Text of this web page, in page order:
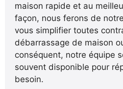
maison rapide et au
façon, nous ferons de
vous simplifier toutes
débarrassage de maison
conséquent, notre équipe
souvent disponible pour
besoin.